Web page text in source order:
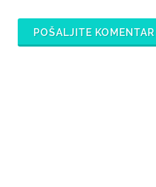
POŠALJITE KOMENTAR